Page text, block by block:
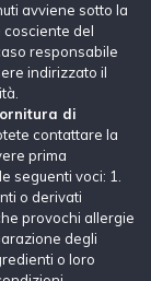
avviene sotto la
del
responsabile
indirizzato il
di
contattare la
prima
seguenti voci: 1.
o derivati
provochi allergie
degli
o loro